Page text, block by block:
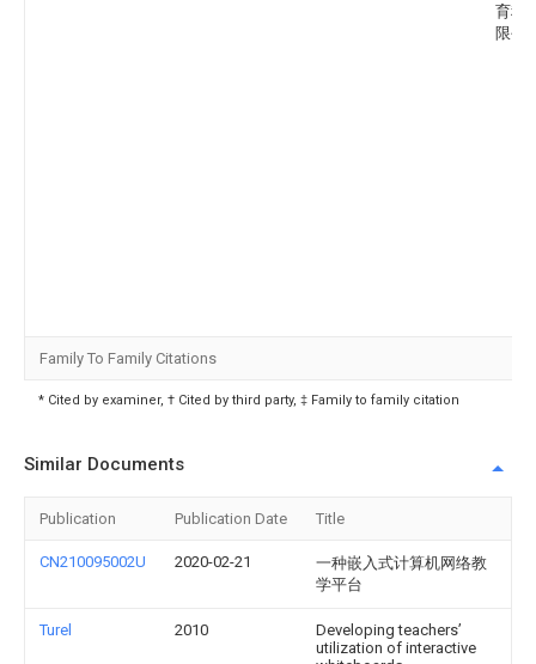
育科
限公
Family To Family Citations
* Cited by examiner, † Cited by third party, ‡ Family to family citation
Similar Documents
Publication Publication Date Title
CN210095002U 2020-02-21
一种嵌入式计算机网络教
学平台
Turel 2010
Developing teachers’
utilization of interactive